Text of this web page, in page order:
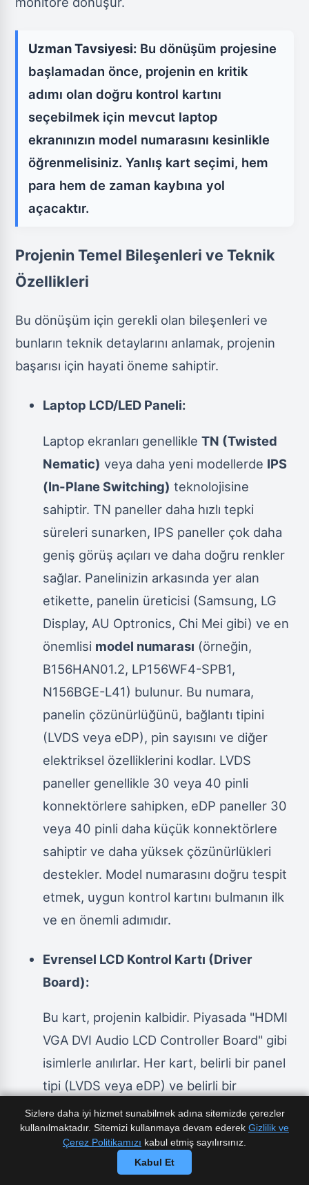
Uzman Tavsiyesi: Bu dönüşüm projesine
başlamadan önce, projenin en kritik
adımı olan doğru kontrol kartını
seçebilmek için mevcut laptop
ekranınızın model numarasını kesinlikle
öğrenmelisiniz. Yanlış kart seçimi, hem
para hem de zaman kaybına yol
açacaktır.
Projenin Temel Bileşenleri ve Teknik
Özellikleri
Bu dönüşüm için gerekli olan bileşenleri ve
bunların teknik detaylarını anlamak, projenin
başarısı için hayati öneme sahiptir.
Laptop LCD/LED Paneli:
Laptop ekranları genellikleTN (Twisted
Nematic) veya daha yeni modellerde IPS
(In-Plane Switching) teknolojisine
sahiptir. TN paneller daha hızlı tepki
süreleri sunarken, IPS paneller çok daha
geniş görüş açıları ve daha doğru renkler
sağlar. Panelinizin arkasında yer alan
etikette, panelin üreticisi (Samsung, LG
Display, AU Optronics, Chi Mei gibi) ve en
önemlisi model numarası (örneğin,
B156HAN01.2, LP156WF4-SPB1,
N156BGE-L41) bulunur. Bu numara,
panelin çözünürlüğünü, bağlantı tipini
(LVDS veya eDP), pin sayısını ve diğer
elektriksel özelliklerini kodlar. LVDS
paneller genellikle 30 veya 40 pinli
konnektörlere sahipken, eDP paneller 30
veya 40 pinli daha küçük konnektörlere
sahiptir ve daha yüksek çözünürlükleri
destekler. Model numarasını doğru tespit
etmek, uygun kontrol kartını bulmanın ilk
ve en önemli adımıdır.
Evrensel LCD Kontrol Kartı (Driver
Board):
Bu kart, projenin kalbidir. Piyasada "HDMI
VGA DVI Audio LCD Controller Board" gibi
isimlerle anılırlar. Her kart, belirli bir panel
tipi (LVDS veya eDP) ve belirli bir
çözünürlük aralığını destekler. Kart
üzerinde genellikleHDMI, VGA, DVI
, bazı modellerde
(kulaklık veya hoparlör için)
Sizlere daha iyi hizmet sunabilmek adına sitemizde çerezler
kullanılmaktadır. Sitemizi kullanmaya devam ederek Gizlilik ve
Çerez Politikamızı kabul etmiş sayılırsınız.
Kabul Et